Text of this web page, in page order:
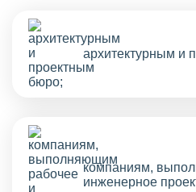
архитектурным и
компаниям,
инженерное